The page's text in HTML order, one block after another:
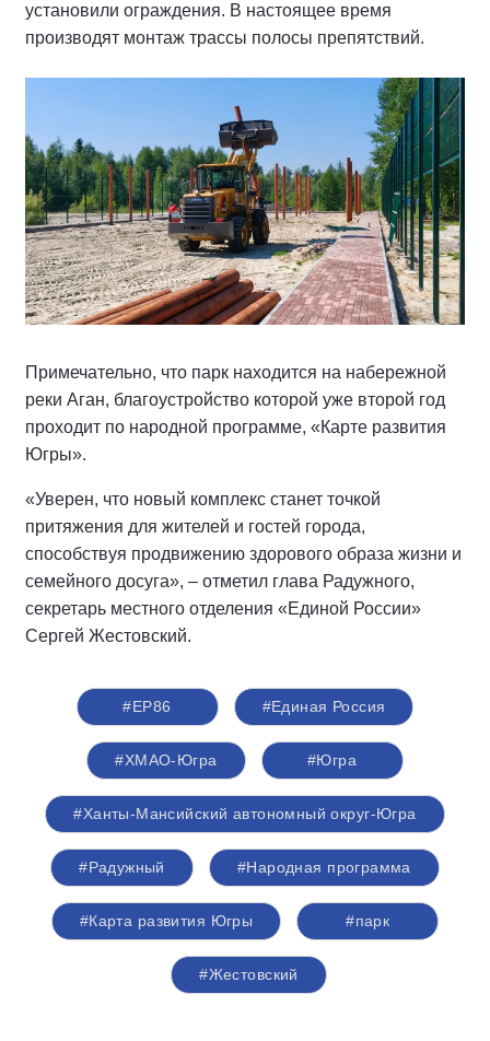
установили ограждения. В настоящее время
производят монтаж трассы полосы препятствий.
Примечательно, что парк находится на набережной
реки Аган, благоустройство которой уже второй год
проходит по народной программе, «Карте развития
Югры».
«Уверен, что новый комплекс станет точкой
притяжения для жителей и гостей города,
способствуя продвижению здорового образа жизни и
семейного досуга», – отметил глава Радужного,
секретарь местного отделения «Единой России»
Сергей Жестовский.
#ЕР86 #Единая Россия
#ХМАО-Югра #Югра
#Ханты-Мансийский автономный округ-Югра
#Радужный #Народная программа
#Карта развития Югры #парк
#Жестовский